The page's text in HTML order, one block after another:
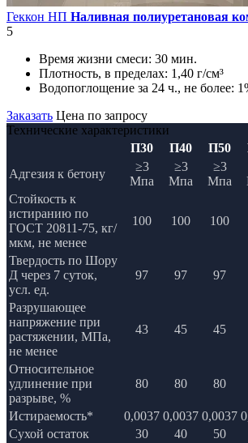
Геккон НП Наливная полиуретановая
5
Время жизни смеси: 30 мин.
Плотность, в пределах: 1,40 г/см³
Водопоглощение за 24 ч., не более:
Заказать Цена по запросу
Технические характеристики
П30
П40 П50
Адгезия к бетону
≥3
Мпа
≥3
Мпа
≥3
Мпа
Стойкость к
истиранию по
ГОСТ 20811-75, кг/
мкм, не менее
100 100 100
Твердость по Шору
Д через 7 суток,
усл. ед.
97 97 97
Разрушающее
напряжение при
растяжении, МПа,
не менее
43 45 45
Относительное
удлинение при
разрыве, %
80 80 80
Истираемость* 0,0037 0,0037 0,0037
Сухой остаток
30 40 50